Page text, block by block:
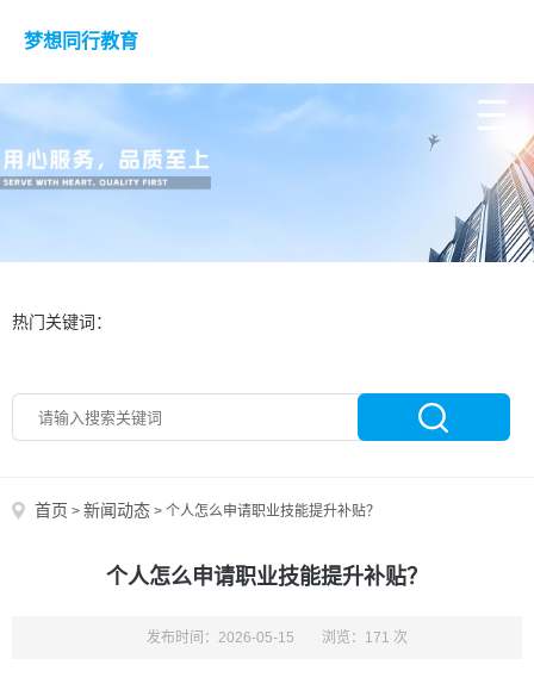
梦想同行教育
热门关键词：
首页 > 新闻动态 > 个人怎么申请职业技能提升补贴？
个人怎么申请职业技能提升补贴？
发布时间：2026-05-15 浏览：171 次